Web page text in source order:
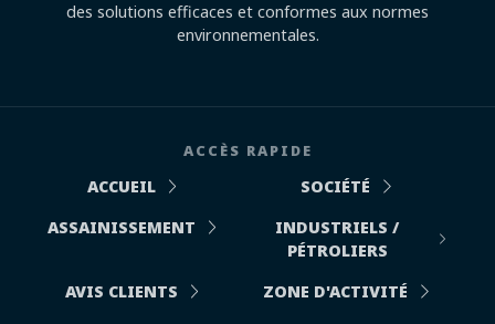
des solutions efficaces et conformes aux normes
environnementales.
ACCÈS RAPIDE
ACCUEIL
SOCIÉTÉ
ASSAINISSEMENT
INDUSTRIELS /
PÉTROLIERS
AVIS CLIENTS
ZONE D'ACTIVITÉ